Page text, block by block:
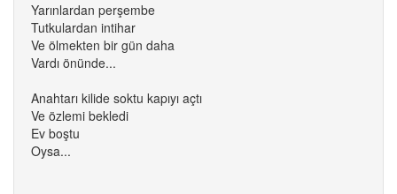
Yarınlardan perşembe
Tutkulardan intihar
Ve ölmekten bir gün daha
Vardı önünde...
Anahtarı kilide soktu kapıyı açtı
Ve özlemi bekledi
Ev boştu
Oysa...